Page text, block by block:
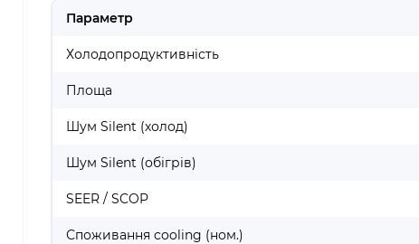
Параметр
Холодопродуктивність
Площа
Шум Silent (холод)
Шум Silent (обігрів)
SEER / SCOP
Споживання cooling (ном.)